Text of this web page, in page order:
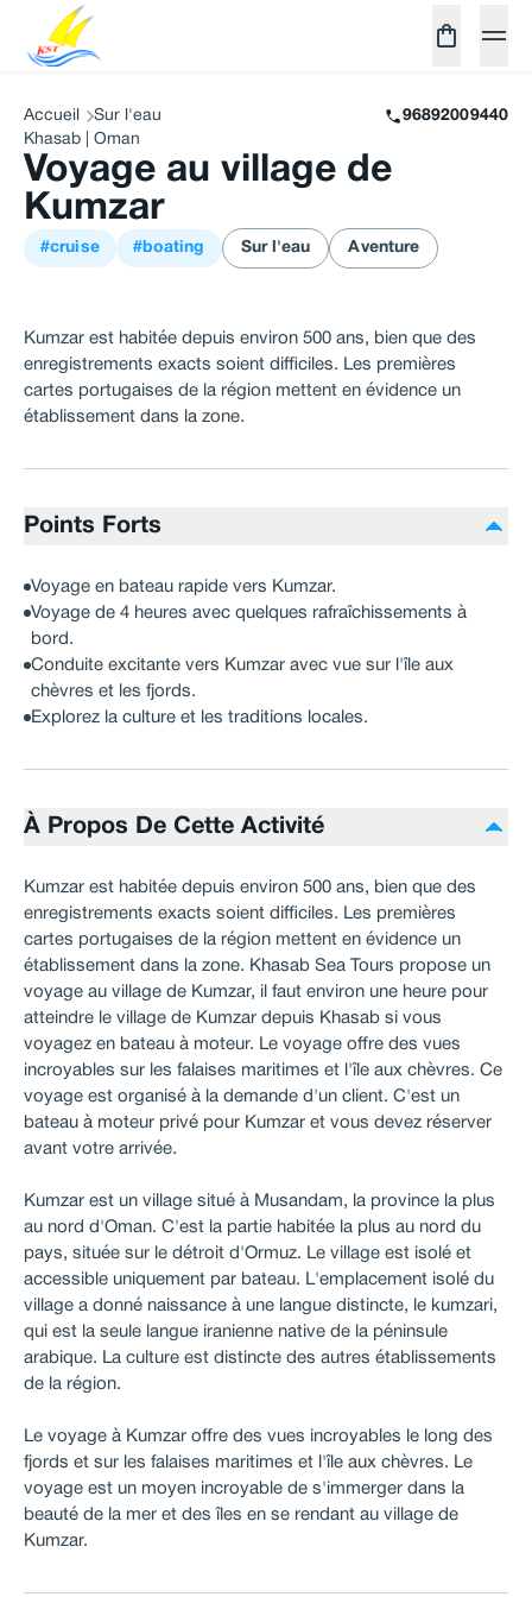
Accueil Sur l'eau
96892009440
Khasab | Oman
Voyage au village de
Kumzar
#cruise #boating Sur l'eau Aventure
Kumzar est habitée depuis environ 500 ans, bien que des
enregistrements exacts soient difficiles. Les premières
cartes portugaises de la région mettent en évidence un
établissement dans la zone.
Points Forts
Voyage en bateau rapide vers Kumzar.
Voyage de 4 heures avec quelques rafraîchissements à
bord.
Conduite excitante vers Kumzar avec vue sur l'île aux
chèvres et les fjords.
Explorez la culture et les traditions locales.
À Propos De Cette Activité
Kumzar est habitée depuis environ 500 ans, bien que des
enregistrements exacts soient difficiles. Les premières
cartes portugaises de la région mettent en évidence un
établissement dans la zone. Khasab Sea Tours propose un
voyage au village de Kumzar, il faut environ une heure pour
atteindre le village de Kumzar depuis Khasab si vous
voyagez en bateau à moteur. Le voyage offre des vues
incroyables sur les falaises maritimes et l'île aux chèvres. Ce
voyage est organisé à la demande d'un client. C'est un
bateau à moteur privé pour Kumzar et vous devez réserver
avant votre arrivée.
Kumzar est un village situé à Musandam, la province la plus
au nord d'Oman. C'est la partie habitée la plus au nord du
pays, située sur le détroit d'Ormuz. Le village est isolé et
accessible uniquement par bateau. L'emplacement isolé du
village a donné naissance à une langue distincte, le kumzari,
qui est la seule langue iranienne native de la péninsule
arabique. La culture est distincte des autres établissements
de la région.
Le voyage à Kumzar offre des vues incroyables le long des
fjords et sur les falaises maritimes et l'île aux chèvres. Le
voyage est un moyen incroyable de s'immerger dans la
beauté de la mer et des îles en se rendant au village de
Kumzar.